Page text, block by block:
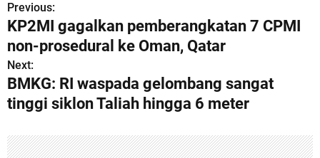
P
o
s
t
a
Previous:
KP2MI gagalkan pemberangkatan 7 CPMI
non-prosedural ke Oman, Qatar
Next:
BMKG: RI waspada gelombang sangat
tinggi siklon Taliah hingga 6 meter